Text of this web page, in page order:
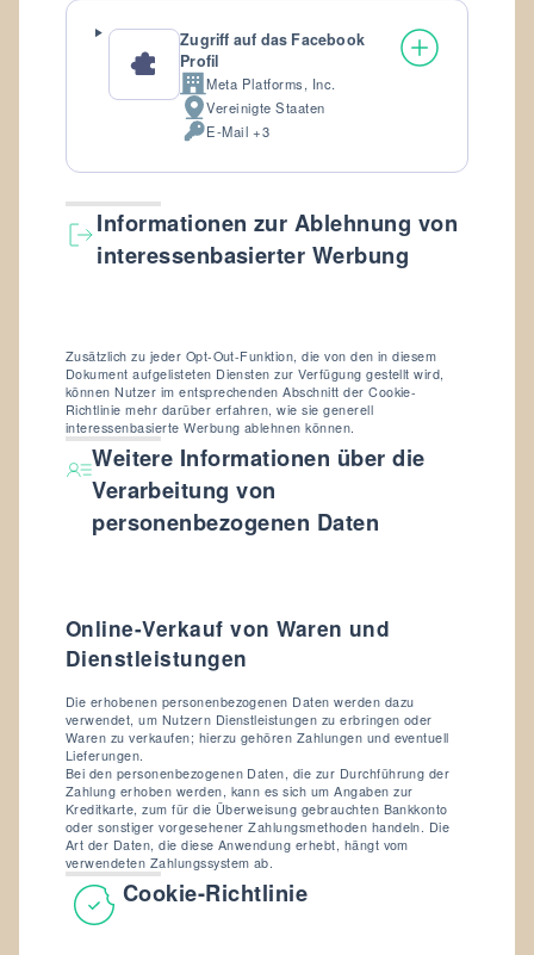
Zugriff auf das Facebook
Profil
Firma:Meta Platforms, Inc.
Verarbeitungsort:
Vereinigte Staaten
Nachgefragte
E-Mail +3
Informationen zur Ablehnung von
interessenbasierter Werbung
Zusätzlich zu jeder Opt-Out-Funktion, die von den in diesem
Dokument aufgelisteten Diensten zur Verfügung gestellt wird,
können Nutzer im entsprechenden Abschnitt der Cookie-
Richtlinie mehr darüber erfahren, wie sie generell
interessenbasierte Werbung ablehnen können.
Weitere Informationen über die
Verarbeitung von
personenbezogenen Daten
Online-Verkauf von Waren und
Dienstleistungen
Die erhobenen personenbezogenen Daten werden dazu
verwendet, um Nutzern Dienstleistungen zu erbringen oder
Waren zu verkaufen; hierzu gehören Zahlungen und eventuell
Lieferungen.
Bei den personenbezogenen Daten, die zur Durchführung der
Zahlung erhoben werden, kann es sich um Angaben zur
Kreditkarte, zum für die Überweisung gebrauchten Bankkonto
oder sonstiger vorgesehener Zahlungsmethoden handeln. Die
Art der Daten, die diese Anwendung erhebt, hängt vom
verwendeten Zahlungssystem ab.
Cookie-Richtlinie